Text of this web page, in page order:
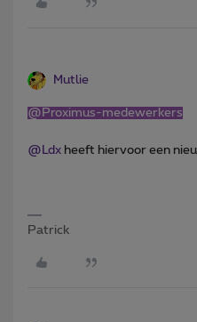
Mutlie
@Proximus-medewerkers
@Ldx heeft hiervoor een
Patrick